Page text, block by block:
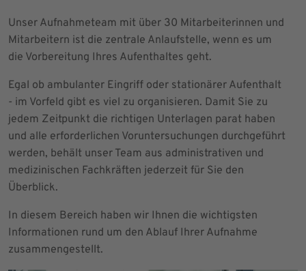
Unser Aufnahmeteam mit über 30 Mitarbeiterinnen und
Mitarbeitern ist die zentrale Anlaufstelle, wenn es um
die Vorbereitung Ihres Aufenthaltes geht.
Egal ob ambulanter Eingriff oder stationärer Aufenthalt
- im Vorfeld gibt es viel zu organisieren. Damit Sie zu
jedem Zeitpunkt die richtigen Unterlagen parat haben
und alle erforderlichen Voruntersuchungen durchgeführt
werden, behält unser Team aus administrativen und
medizinischen Fachkräften jederzeit für Sie den
Überblick.
In diesem Bereich haben wir Ihnen die wichtigsten
Informationen rund um den Ablauf Ihrer Aufnahme
zusammengestellt.